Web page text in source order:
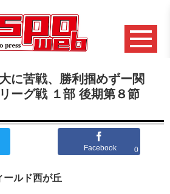
に苦戦、勝利掴めずー関
ーグ戦 １部 後期第８節
Facebook 0
ルド西が丘